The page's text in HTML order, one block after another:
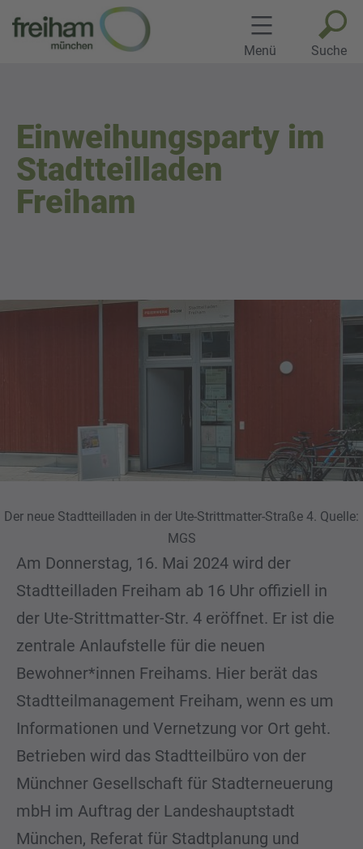
Inhalt
springen
Menü Suche
Einweihungsparty im
Stadtteilladen
Freiham
Der neue Stadtteilladen in der Ute-Strittmatter-Straße 4. Quelle:
MGS
Am Donnerstag, 16. Mai 2024 wird der
Stadtteilladen Freiham ab 16 Uhr offiziell in
der Ute-Strittmatter-Str. 4 eröffnet. Er ist die
zentrale Anlaufstelle für die neuen
Bewohner*innen Freihams. Hier berät das
Stadtteilmanagement Freiham, wenn es um
Informationen und Vernetzung vor Ort geht.
Betrieben wird das Stadtteilbüro von der
Münchner Gesellschaft für Stadterneuerung
mbH im Auftrag der Landeshauptstadt
München, Referat für Stadtplanung und